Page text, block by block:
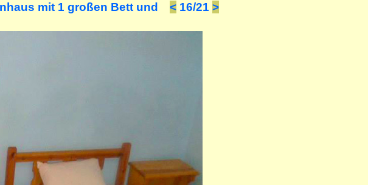
mit 1 großen Bett und
<16/21 >